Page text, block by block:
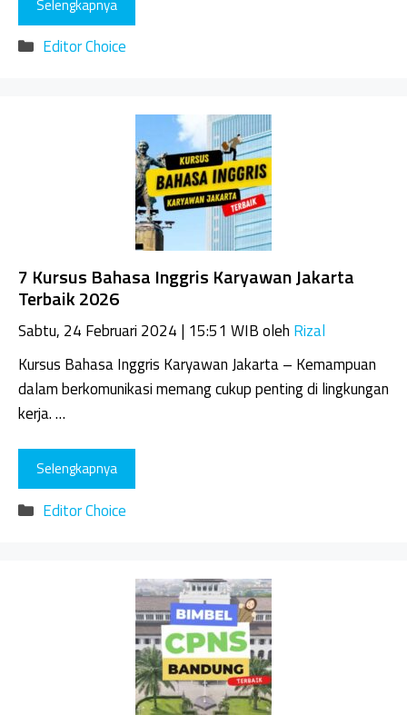
Selengkapnya
Kategori
Editor Choice
7 Kursus Bahasa Inggris Karyawan Jakarta
Terbaik 2026
Sabtu, 24 Februari 2024 | 15:51 WIBoleh Rizal
Kursus Bahasa Inggris Karyawan Jakarta – Kemampuan
dalam berkomunikasi memang cukup penting di lingkungan
kerja. …
Selengkapnya
Kategori
Editor Choice